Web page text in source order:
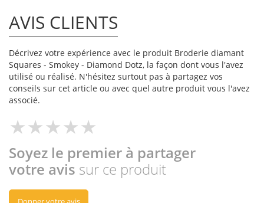
AVIS CLIENTS
Décrivez votre expérience avec le produit Broderie diamant
Squares - Smokey - Diamond Dotz, la façon dont vous l'avez
utilisé ou réalisé. N'hésitez surtout pas à partagez vos
conseils sur cet article ou avec quel autre produit vous l'avez
associé.
Soyez le premier à partager
votre avis sur ce produit